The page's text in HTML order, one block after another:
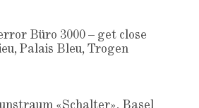
Büro 3000 – get close
Palais Bleu, Trogen
«Schalter», Basel